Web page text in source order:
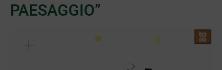
PAESAGGIO”